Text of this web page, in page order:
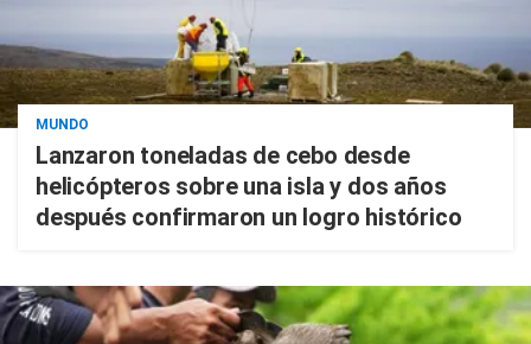
MUNDO
Lanzaron toneladas de cebo desde
helicópteros sobre una isla y dos años
después confirmaron un logro histórico